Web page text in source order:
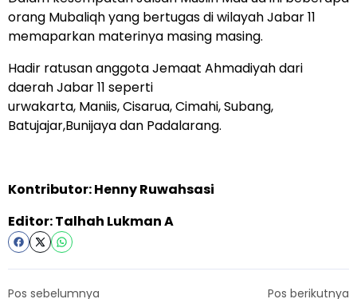
orang Mubaliqh yang bertugas di wilayah Jabar 11
memaparkan materinya masing masing.
Hadir ratusan anggota Jemaat Ahmadiyah dari
daerah Jabar 11 seperti
urwakarta, Maniis, Cisarua, Cimahi, Subang,
Batujajar,Bunijaya dan Padalarang.
Kontributor: Henny Ruwahsasi
Editor: Talhah Lukman A
Pos sebelumnya Pos berikutnya